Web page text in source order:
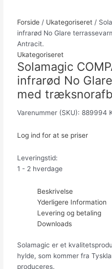
Forside/ Ukategoriseret/
infrarød No Glare
Antracit.
Ukategoriseret
Solamagic
infrarød No
med
Varenummer (SKU): 889994
Log ind for at se priser
Leveringstid:
1 - 2 hverdage
Beskrivelse
Yderligere Information
Levering og betaling
Downloads
Solamagic er et
hylde, som kommer fra
produceres.